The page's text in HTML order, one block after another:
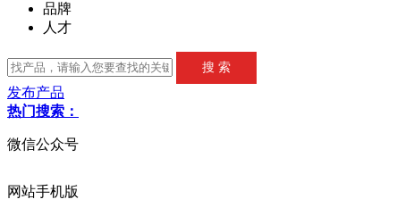
品牌
人才
发布产品
热门搜索：
微信公众号
网站手机版